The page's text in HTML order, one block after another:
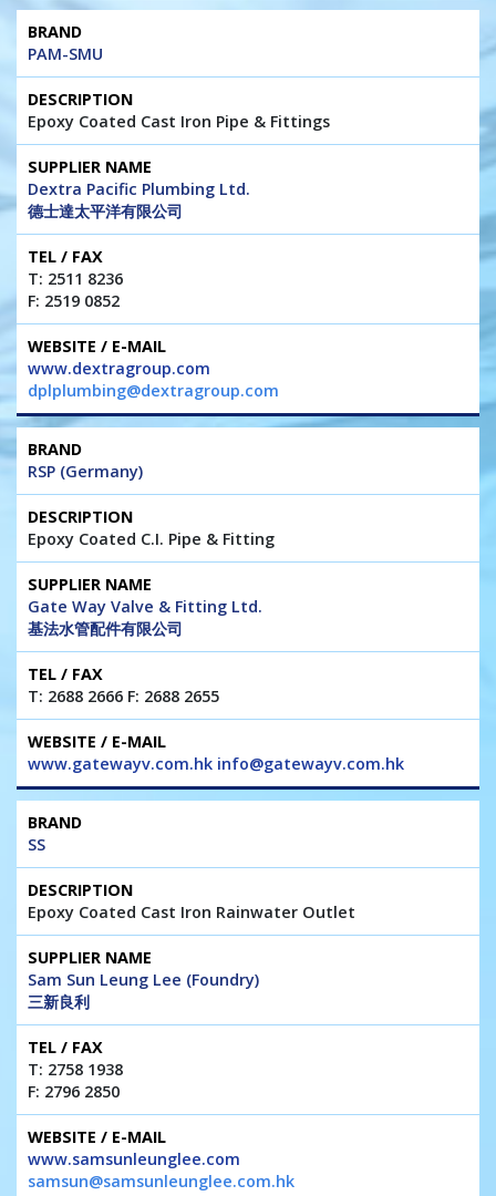
PAM-SMU
Epoxy Coated Cast Iron Pipe & Fittings
Dextra Pacific Plumbing Ltd.
德士達太平洋有限公司
T: 2511 8236
F: 2519 0852
www.dextragroup.com
dplplumbing@dextragroup.com
RSP (Germany)
Epoxy Coated C.I. Pipe & Fitting
Gate Way Valve & Fitting Ltd.
基法水管配件有限公司
T: 2688 2666 F: 2688 2655
www.gatewayv.com.hk info@gatewayv.com.hk
SS
Epoxy Coated Cast Iron Rainwater Outlet
Sam Sun Leung Lee (Foundry)
三新良利
T: 2758 1938
F: 2796 2850
www.samsunleunglee.com
samsun@samsunleunglee.com.hk